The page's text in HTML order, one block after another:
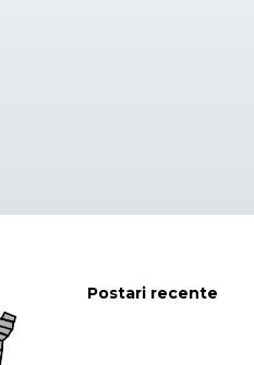
Postari recente